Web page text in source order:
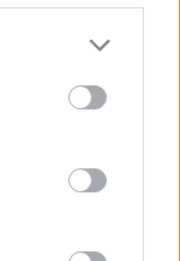
more Google
may click to
party tags to
below Google